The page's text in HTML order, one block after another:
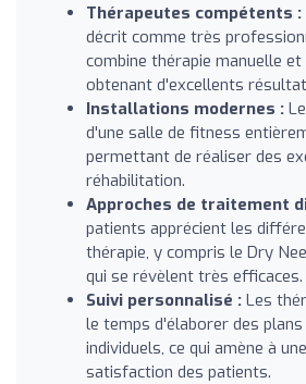
Thérapeutes compétents :
décrit comme très
combine thérapie manuelle et
obtenant d'excellents
Installations modernes :
d'une salle de fitness
permettant de réaliser des
réhabilitation.
Approches de traitement
patients apprécient les
thérapie, y compris le Dry
qui se révèlent très efficaces.
Suivi personnalisé : Les
le temps d'élaborer des
individuels, ce qui amène à
satisfaction des patients.